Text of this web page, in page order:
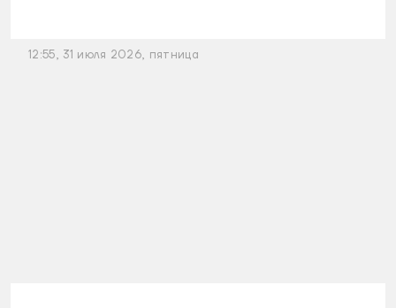
12:55, 31 июля 2026, пятница